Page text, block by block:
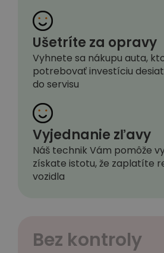
Ušetríte za opravy
Vyhnete sa nákupu auta,
potrebovať investíciu
do servisu
Vyjednanie zľavy
Náš technik Vám pomôže
získate istotu, že zaplatíte
vozidla
Bez kontroly